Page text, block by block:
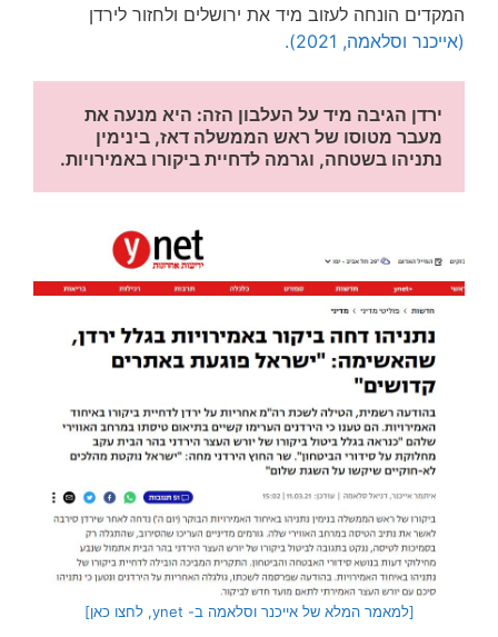
המקדים הונחה לעזוב מיד את ירושלים ולחזור לירדן
(אייכנר וסלאמה, 2021).
נתניהו בשטחה, וגרמה לדחיית ביקורו באמירויות.
[למאמר המלא של אייכנר וסלאמה ב- ynet, לחצו כאן]